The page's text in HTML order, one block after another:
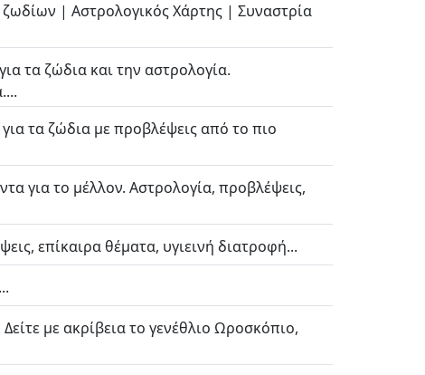
| Αστρολογικός Χάρτης | Συναστρία
τα ζώδια και την αστρολογία.
τα ζώδια με προβλέψεις από το πιο
για το μέλλον. Αστρολογία, προβλέψεις,
επίκαιρα θέματα, υγιεινή διατροφή...
με ακρίβεια το γενέθλιο Ωροσκόπιο,